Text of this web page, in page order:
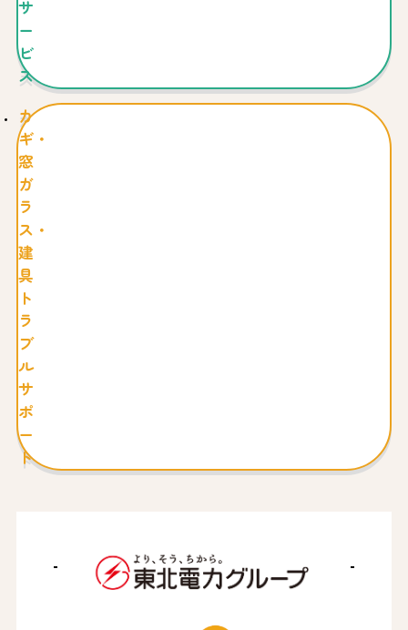
サ
ー
ビ
ス
カ
ギ・
窓
ガ
ラ
ス・
建
具
ト
ラ
ブ
ル
サ
ポ
ー
ト